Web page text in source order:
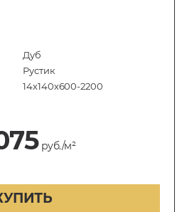
Дуб
Рустик
14х140х600-2200
руб./м²